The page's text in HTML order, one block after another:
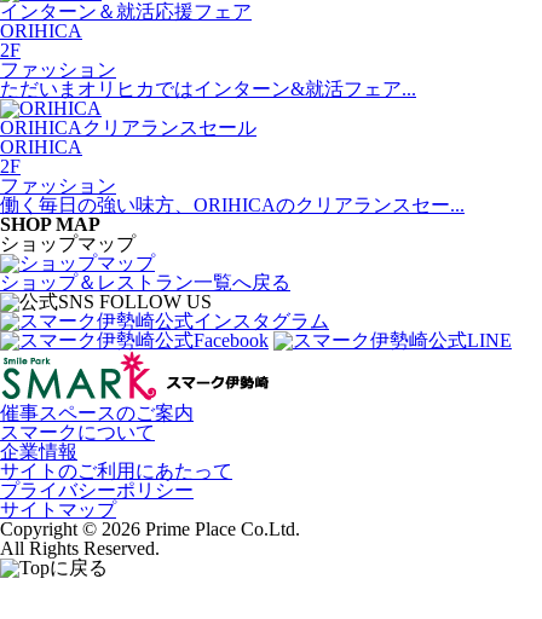
インターン＆就活応援フェア
ORIHICA
2F
ファッション
ただいまオリヒカではインターン&就活フェア...
ORIHICAクリアランスセール
ORIHICA
2F
ファッション
働く毎日の強い味方、ORIHICAのクリアランスセー...
SHOP MAP
ショップマップ
ショップ＆レストラン一覧へ戻る
催事スペースのご案内
スマークについて
企業情報
サイトのご利用にあたって
プライバシーポリシー
サイトマップ
Copyright © 2026 Prime Place Co.Ltd.
All Rights Reserved.